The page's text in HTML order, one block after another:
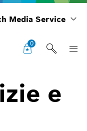
Media Service
0
e